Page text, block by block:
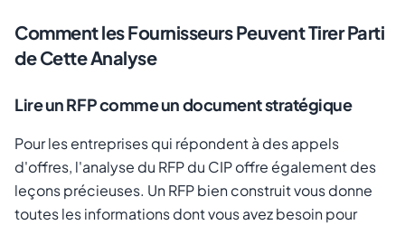
Comment les Fournisseurs Peuvent Tirer Parti
de Cette Analyse
Lire un RFP comme un document stratégique
Pour les entreprises qui répondent à des appels
d'offres, l'analyse du RFP du CIP offre également des
leçons précieuses. Un RFP bien construit vous donne
toutes les informations dont vous avez besoin pour